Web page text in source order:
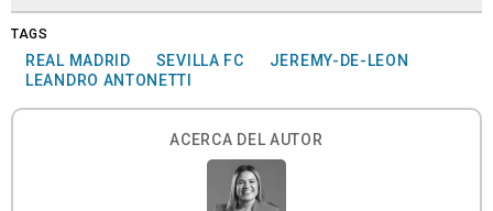
TAGS
REAL MADRID SEVILLA FC
JEREMY-DE-LEON
LEANDRO ANTONETTI
ACERCA DEL AUTOR